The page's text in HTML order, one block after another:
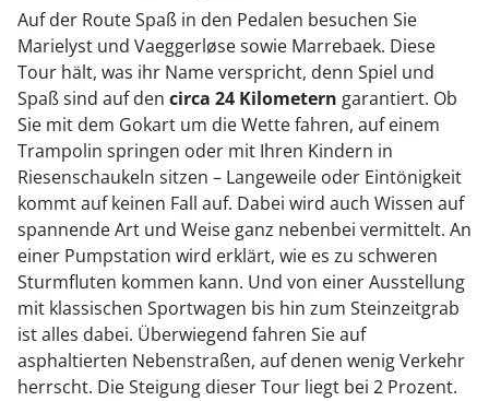
Auf der Route Spaß in den Pedalen besuchen Sie
Marielyst und Vaeggerløse sowie Marrebaek. Diese
Tour hält, was ihr Name verspricht, denn Spiel und
Spaß sind auf den circa 24 Kilometern garantiert. Ob
Sie mit dem Gokart um die Wette fahren, auf einem
Trampolin springen oder mit Ihren Kindern in
Riesenschaukeln sitzen – Langeweile oder Eintönigkeit
kommt auf keinen Fall auf. Dabei wird auch Wissen auf
spannende Art und Weise ganz nebenbei vermittelt. An
einer Pumpstation wird erklärt, wie es zu schweren
Sturmfluten kommen kann. Und von einer Ausstellung
mit klassischen Sportwagen bis hin zum Steinzeitgrab
ist alles dabei. Überwiegend fahren Sie auf
asphaltierten Nebenstraßen, auf denen wenig Verkehr
herrscht. Die Steigung dieser Tour liegt bei 2 Prozent.